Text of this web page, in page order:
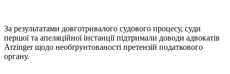
За результатами довготривалого судового процесу, суди
першої та апеляційної інстанції підтримали доводи адвокатів
Arzinger щодо необґрунтованості претензій податкового
органу.